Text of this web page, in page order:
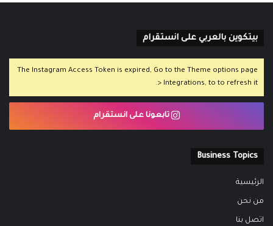
بيتكوين بالعربي على انستقرام
The Instagram Access Token is expired, Go to the Theme options page
> Integrations, to to refresh it.
تابعونا على انستقرام
Business Topics
الرئيسية
من نحن
اتصل بنا